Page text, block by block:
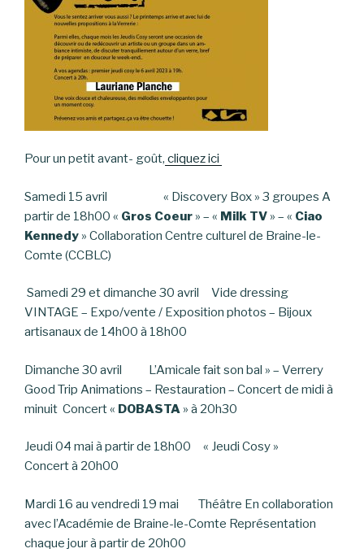
Pour un petit avant- goût, cliquez ici
Samedi 15 avril « Discovery Box » 3 groupes A
partir de 18h00 « Gros Coeur » – « Milk TV » – « Ciao
Kennedy » Collaboration Centre culturel de Braine-le-
Comte (CCBLC)
Samedi 29 et dimanche 30 avril Vide dressing
VINTAGE – Expo/vente / Exposition photos – Bijoux
artisanaux de 14h00 à 18h00
Dimanche 30 avril L’Amicale fait son bal » – Verrery
Good Trip Animations – Restauration – Concert de midi à
minuit Concert « DOBASTA » à 20h30
Jeudi 04 mai à partir de 18h00 « Jeudi Cosy »
Concert à 20h00
Mardi 16 au vendredi 19 mai Théâtre En collaboration
avec l’Académie de Braine-le-Comte Représentation
chaque jour à partir de 20h00